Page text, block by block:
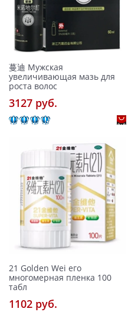
蔓迪 Мужская
увеличивающая мазь для
роста волос
3127 pуб.
21 Golden Wei его
многомерная пленка 100
табл
1102 pуб.